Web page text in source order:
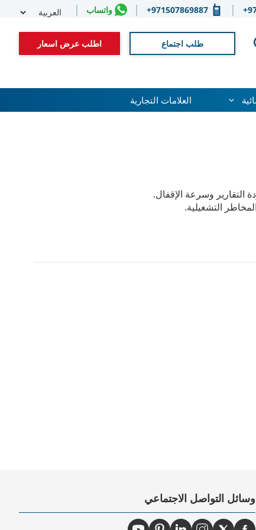
971507869887+ واتساب
طلب اجتماع
اطلب عرض اسعار
العلامات التجارية
التقارير وسرعة الإقفال.
التشغيلية.
وسائل التواصل الاجتماعي